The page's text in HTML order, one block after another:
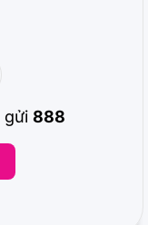
gửi 888